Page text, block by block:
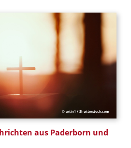
© artin1 / Shutterstock.com
aus Paderborn und